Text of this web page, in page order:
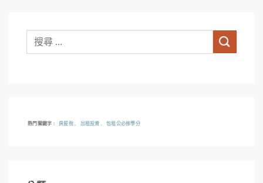
熱門關鍵字 房屋稅 出租投資 包租公必修學分